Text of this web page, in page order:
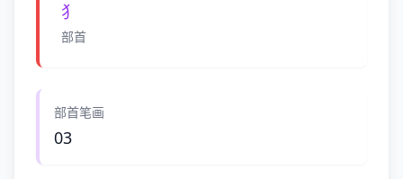
犭
部首
部首笔画
03